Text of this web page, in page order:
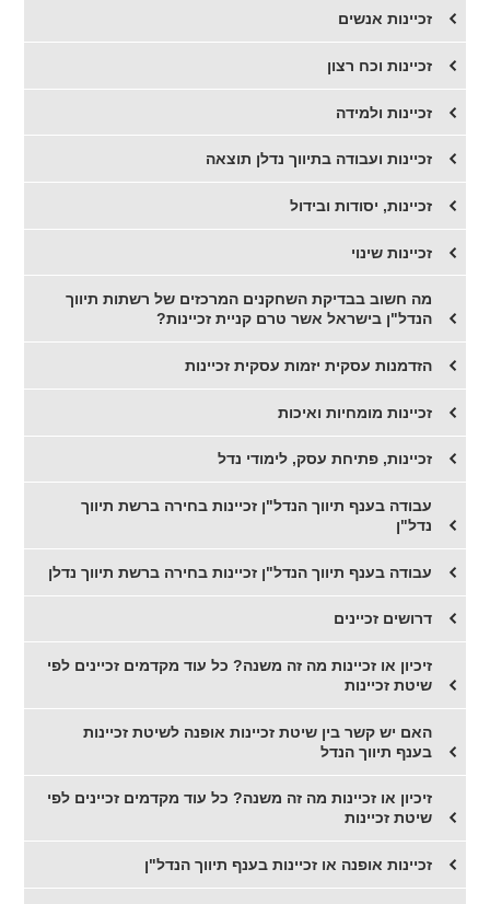
זכיינות אנשים
זכיינות וכח רצון
זכיינות ולמידה
זכיינות ועבודה בתיווך נדלן תוצאה
זכיינות, יסודות ובידול
זכיינות שינוי
מה חשוב בבדיקת השחקנים המרכזים של רשתות תיווך
הנדל"ן בישראל אשר טרם קניית זכיינות?
הזדמנות עסקית יזמות עסקית זכיינות
זכיינות מומחיות ואיכות
זכיינות, פתיחת עסק, לימודי נדל
עבודה בענף תיווך הנדל"ן זכיינות בחירה ברשת תיווך
נדל"ן
עבודה בענף תיווך הנדל"ן זכיינות בחירה ברשת תיווך נדלן
דרושים זכיינים
זיכיון או זכיינות מה זה משנה? כל עוד מקדמים זכיינים לפי
שיטת זכיינות
האם יש קשר בין שיטת זכיינות אופנה לשיטת זכיינות
בענף תיווך הנדל
זיכיון או זכיינות מה זה משנה? כל עוד מקדמים זכיינים לפי
שיטת זכיינות
זכיינות אופנה או זכיינות בענף תיווך הנדל"ן